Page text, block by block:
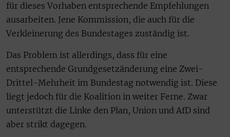
für dieses Vorhaben entsprechende Empfehlungen
ausarbeiten. Jene Kommission, die auch für die
Verkleinerung des Bundestages zuständig ist.
Das Problem ist allerdings, dass für eine
entsprechende Grundgesetzänderung eine Zwei-
Drittel-Mehrheit im Bundestag notwendig ist. Diese
liegt jedoch für die Koalition in weiter Ferne. Zwar
unterstützt die Linke den Plan, Union und AfD sind
aber strikt dagegen.